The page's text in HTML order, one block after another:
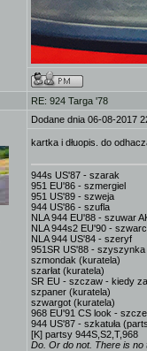
RE: 924 Targa '78
Dodane dnia 06-08-2017
kartka i dłuopis. do
944s US'87 - szarak
951 EU'86 - szmergiel
951 US'89 - szweja
944 US'86 - szufla
NLA 944 EU'88 - szuwar
NLA 944s2 EU'90 - szwarc
NLA 944 US'84 - szeryf
951SR US'88 - szyszynka
szmondak (kuratela)
szarłat (kuratela)
SR EU - szczaw - kiedy
szpaner (kuratela)
szwargot (kuratela)
968 EU'91 CS look -
944 US'87 - szkatuła
[K] partsy 944S,S2,T,968
Do. Or do not. There is no